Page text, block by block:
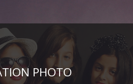
PHOTO